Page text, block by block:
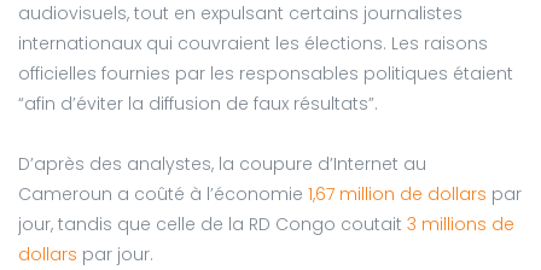
audiovisuels, tout en expulsant certains journalistes
internationaux qui couvraient les élections. Les raisons
officielles fournies par les responsables politiques étaient
“afin d’éviter la diffusion de faux résultats”.
D’après des analystes, la coupure d’Internet au
Cameroun a coûté à l’économie 1,67 million de dollars par
jour, tandis que celle de la RD Congo coutait 3 millions de
dollars par jour.